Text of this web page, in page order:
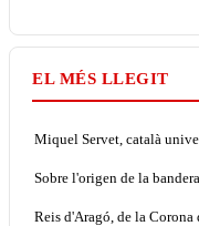
EL MÉS LLEGIT
Miquel Servet, català
Sobre l'origen de la
Reis d'Aragó, de la